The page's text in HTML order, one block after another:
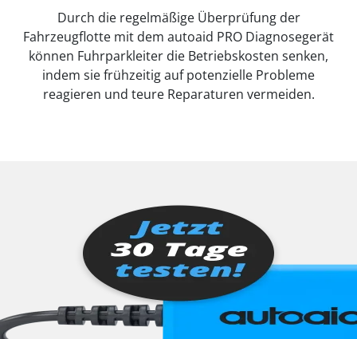
Durch die regelmäßige Überprüfung der
Fahrzeugflotte mit dem autoaid PRO Diagnosegerät
können Fuhrparkleiter die Betriebskosten senken,
indem sie frühzeitig auf potenzielle Probleme
reagieren und teure Reparaturen vermeiden.